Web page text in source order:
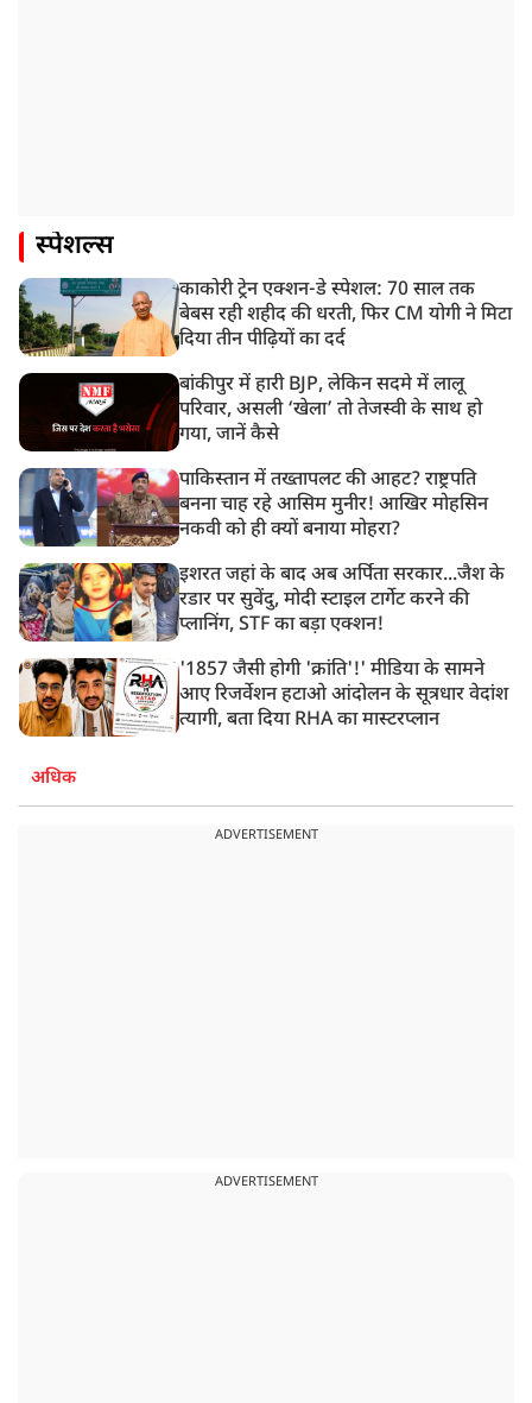
स्पेशल्स
काकोरी ट्रेन एक्शन-डे स्पेशल: 70 साल तक
बेबस रही शहीद की धरती, फिर CM योगी ने मिटा
दिया तीन पीढ़ियों का दर्द
बांकीपुर में हारी BJP, लेकिन सदमे में लालू
परिवार, असली ‘खेला’ तो तेजस्वी के साथ हो
गया, जानें कैसे
पाकिस्तान में तख्तापलट की आहट? राष्ट्रपति
बनना चाह रहे आसिम मुनीर! आखिर मोहसिन
नकवी को ही क्यों बनाया मोहरा?
इशरत जहां के बाद अब अर्पिता सरकार...जैश के
रडार पर सुवेंदु, मोदी स्टाइल टार्गेट करने की
प्लानिंग, STF का बड़ा एक्शन!
'1857 जैसी होगी 'क्रांति'!' मीडिया के सामने
आए रिजर्वेशन हटाओ आंदोलन के सूत्रधार वेदांश
त्यागी, बता दिया RHA का मास्टरप्लान
अधिक
ADVERTISEMENT
ADVERTISEMENT